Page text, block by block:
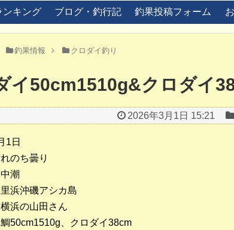
ンキング ブログ・釣行記 釣果投稿フォーム
釣果情報 クロダイ釣り
イ50cm1510g&クロダイ
2026年3月1日 15:21
1日
のち曇り
潮
浜沖磯アシカ島
浜の山田さん
50cm1510g、クロダイ38cm